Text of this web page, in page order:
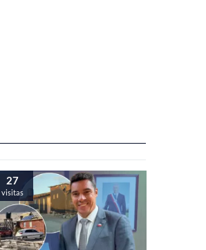
27
visitas